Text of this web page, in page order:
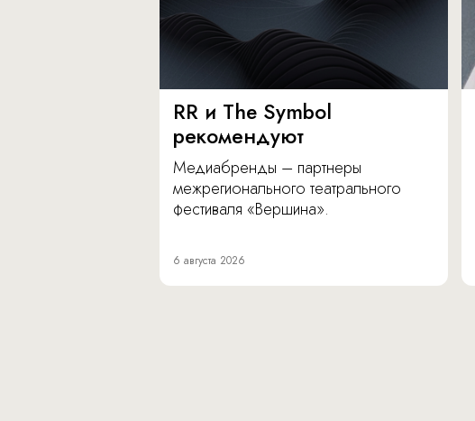
RR и The Symbol
рекомендуют
Медиабренды – партнеры
межрегионального театрального
фестиваля «Вершина».
6 августа 2026